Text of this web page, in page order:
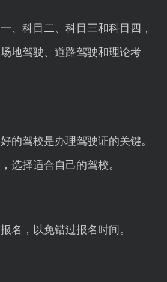
、科目二、科目三和科目四，
地驾驶、道路驾驶和理论考
的驾校是办理驾驶证的关键。
选择适合自己的驾校。
名，以免错过报名时间。